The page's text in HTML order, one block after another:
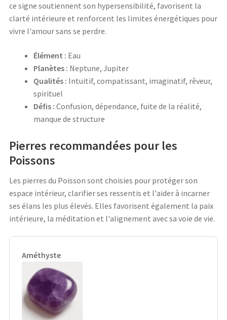
ce signe soutiennent son hypersensibilité, favorisent la
clarté intérieure et renforcent les limites énergétiques pour
vivre l'amour sans se perdre.
Élément : Eau
Planètes : Neptune, Jupiter
Qualités : Intuitif, compatissant, imaginatif, rêveur,
spirituel
Défis : Confusion, dépendance, fuite de la réalité,
manque de structure
Pierres recommandées pour les
Poissons
Les pierres du Poisson sont choisies pour protéger son
espace intérieur, clarifier ses ressentis et l'aider à incarner
ses élans les plus élevés. Elles favorisent également la paix
intérieure, la méditation et l'alignement avec sa voie de vie.
Améthyste